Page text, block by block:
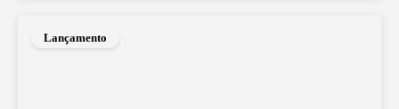
Lançamento